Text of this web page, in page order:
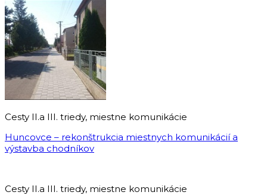
Cesty II.a III. triedy, miestne komunikácie
Huncovce – rekonštrukcia miestnych komunikácií a
výstavba chodníkov
Cesty II.a III. triedy, miestne komunikácie